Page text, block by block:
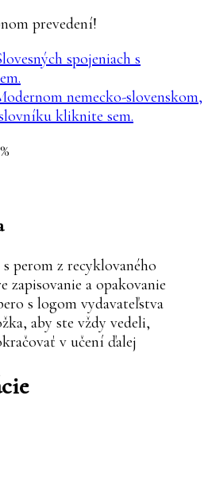
prevedení!
spojeniach s
nemecko-slovenskom,
kliknite sem.
perom z recyklovaného
zapisovanie a opakovanie
s logom vydavateľstva
aby ste vždy vedeli,
v učení ďalej